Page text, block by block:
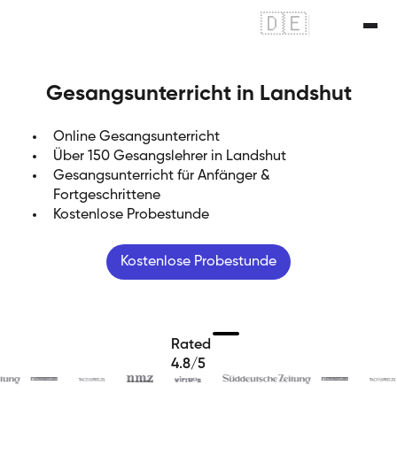
🇩🇪
Gesangsunterricht in Landshut
Online Gesangsunterricht
Über 150 Gesangslehrer in Landshut
Gesangsunterricht für Anfänger &
Fortgeschrittene
Kostenlose Probestunde
Kostenlose Probestunde
Rated
4.8/5